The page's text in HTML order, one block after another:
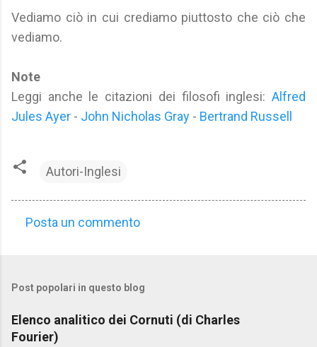
Vediamo ciò in cui crediamo piuttosto che ciò che
vediamo.
Note
Leggi anche le citazioni dei filosofi inglesi: Alfred
Jules Ayer - John Nicholas Gray - Bertrand Russell
Autori-Inglesi
m
e
n
Posta un commento
Post popolari in questo blog
Elenco analitico dei Cornuti (di Charles
Fourier)